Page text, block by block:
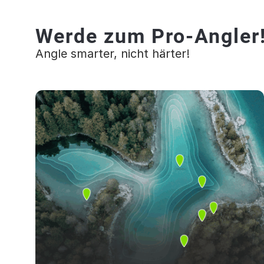
Werde zum Pro-
Angle smarter, nicht härter!